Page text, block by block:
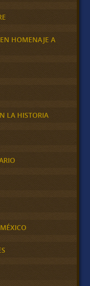
HOMENAJE A
LA HISTORIA